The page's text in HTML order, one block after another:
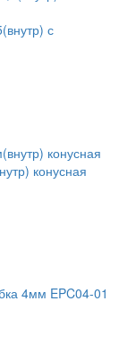
с
конусная
4мм EPC04-01